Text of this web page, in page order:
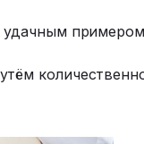
удачным